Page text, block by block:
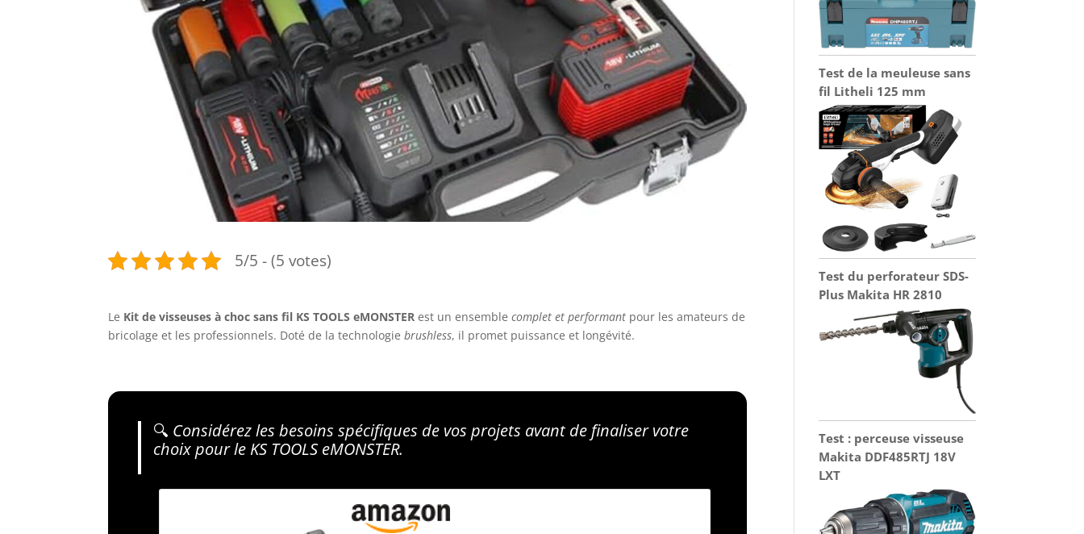
5/5 - (5 votes)
Le Kit de visseuses à choc sans fil KS TOOLS eMONSTER est un ensemblecomplet et performant pour les amateurs de
bricolage et les professionnels. Doté de la technologiebrushless, il promet puissance et longévité.
🔍 Considérez les besoins spécifiques de vos projets avant de finaliser votre
choix pour le KS TOOLS eMONSTER.
Test de la meuleuse sans
fil Litheli 125 mm
Test du perforateur SDS-
Plus Makita HR 2810
Test : perceuse visseuse
Makita DDF485RTJ 18V
LXT